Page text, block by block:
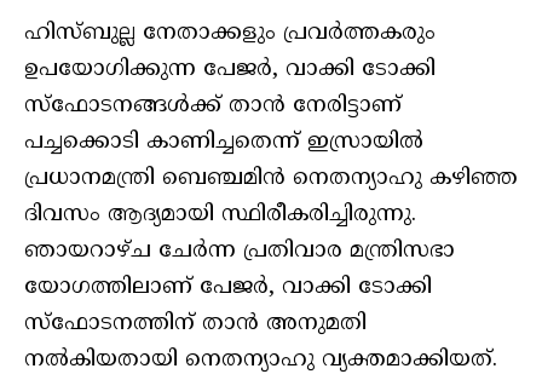
ഹിസ്ബുല്ല നേതാക്കളും പ്രവര്‍ത്തകരും
ഉപയോഗിക്കുന്ന പേജര്‍, വാക്കി ടോക്കി
സ്‌ഫോടനങ്ങള്‍ക്ക് താന്‍ നേരിട്ടാണ്
പച്ചക്കൊടി കാണിച്ചതെന്ന് ഇസ്രായില്‍
പ്രധാനമന്ത്രി ബെഞ്ചമിന്‍ നെതന്യാഹു കഴിഞ്ഞ
ദിവസം ആദ്യമായി സ്ഥിരീകരിച്ചിരുന്നു.
ഞായറാഴ്ച ചേര്‍ന്ന പ്രതിവാര മന്ത്രിസഭാ
യോഗത്തിലാണ് പേജര്‍, വാക്കി ടോക്കി
സ്‌ഫോടനത്തിന് താന്‍ അനുമതി
നല്‍കിയതായി നെതന്യാഹു വ്യക്തമാക്കിയത്.